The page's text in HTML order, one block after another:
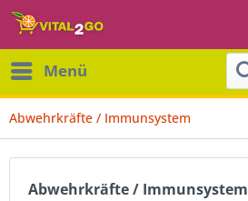
Menü
Abwehrkräfte / Immunsystem
Abwehrkräfte / Immunsystem